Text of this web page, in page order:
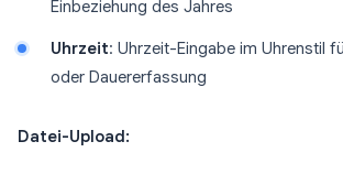
Einbeziehung des Jahres
Uhrzeit: Uhrzeit-Eingabe im Uhrenstil
oder Dauererfassung
Datei-Upload: